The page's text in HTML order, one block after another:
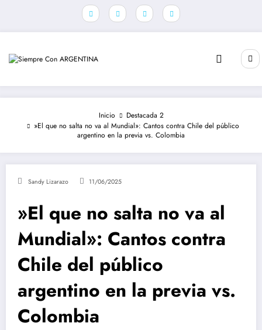
Inicio
Destacada 2
»El que no salta no va al Mundial»: Cantos contra Chile del público
argentino en la previa vs. Colombia
Sandy Lizarazo 11/06/2025
»El que no salta no va al
Mundial»: Cantos contra
Chile del público
argentino en la previa vs.
Colombia